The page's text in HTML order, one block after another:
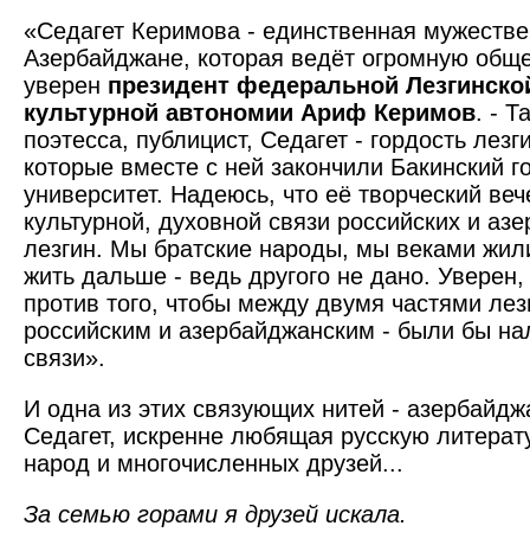
«Седагет Керимова - единст­венная
Азербайджане, которая ведёт огромную
уверен президент федеральной
культурной автономии Ариф Керимов. -
поэтесса, публицист, Седагет - гордость
которые вместе с ней закончили Бакинский
университет. Надеюсь, что её творческий
культурной, духовной связи российских и
лезгин. Мы братские народы, мы веками
жить дальше - ведь другого не дано. Уверен,
против того, чтобы между двумя частями
российским и азербайджанским - были бы
связи».
И одна из этих связующих нитей -
Седагет, искренне любящая русскую
народ и многочисленных друзей...
За семью горами я друзей искала.